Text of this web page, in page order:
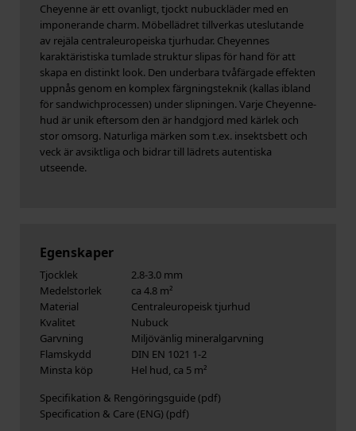
Cheyenne är ett ovanligt, tjockt nubuckläder med en
imponerande charm. Möbellädret tillverkas uteslutande
av rejäla centraleuropeiska tjurhudar. Cheyennes
karaktäristiska tumlade struktur slipas för hand för att
skapa en distinkt look. Den underbara tvåfärgade effekten
uppnås genom en komplex färgningsteknik (kallas ibland
för sandwichprocessen) under slipningen. Varje Cheyenne-
hud är unik eftersom den är handgjord med kärlek och
stor omsorg. Naturliga märken som t.ex. insektsbett och
veck är avsiktliga och bidrar till lädrets autentiska
utseende.
Egenskaper
Tjocklek
2.8-3.0 mm
Medelstorlek
ca 4.8 m²
Material
Centraleuropeisk tjurhud
Kvalitet
Nubuck
Garvning
Miljövänlig mineralgarvning
Flamskydd
DIN EN 1021 1-2
Minsta köp
Hel hud, ca 5 m²
Specifikation & Rengöringsguide
Specification & Care (ENG)